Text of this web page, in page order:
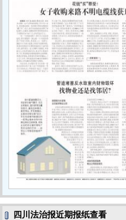
四川法治报近期报纸查看